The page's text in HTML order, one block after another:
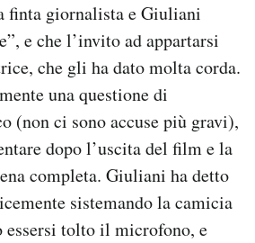
finta giornalista e Giuliani
e che l’invito ad appartarsi
che gli ha dato molta corda.
una questione di
(non ci sono accuse più gravi),
dopo l’uscita del film e la
completa. Giuliani ha detto
sistemando la camicia
essersi tolto il microfono, e